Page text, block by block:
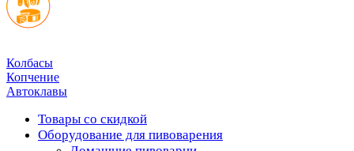
Колбасы
Копчение
Автоклавы
Товары со скидкой
Оборудование для пивоварения